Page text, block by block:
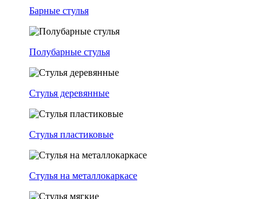
Барные стулья
Полубарные стулья
Стулья деревянные
Стулья пластиковые
Стулья на металлокаркасе